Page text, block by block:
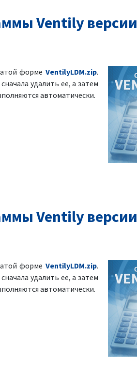
Ventily версии
форме VentilyLDM.zip.
удалить ее, а затем
автоматически.
Ventily версии
форме VentilyLDM.zip.
удалить ее, а затем
автоматически.